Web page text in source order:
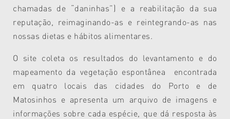
chamadas de “daninhas”) e a reabilitação da sua
reputação, reimaginando-as e reintegrando-as nas
nossas dietas e hábitos alimentares.
O site coleta os resultados do levantamento e do
mapeamento da vegetação espontânea encontrada
em quatro locais das cidades do Porto e de
Matosinhos e apresenta um arquivo de imagens e
informações sobre cada espécie, que dá resposta às